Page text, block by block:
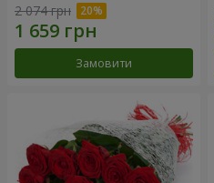
2 074 грн
Замовити